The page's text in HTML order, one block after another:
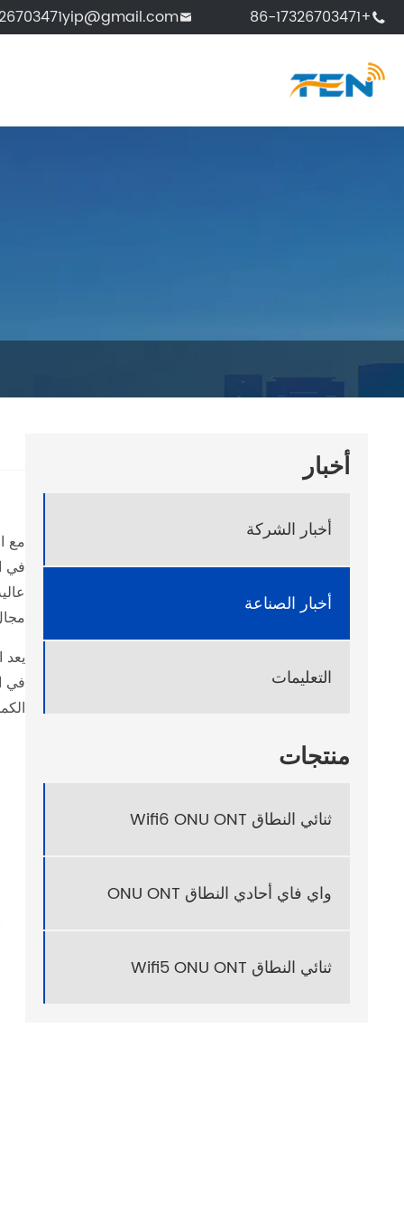

+86-17326703471

أخبار
أخبار الشركة
أخبار الصناعة
التعليمات
منتجات
ثنائي النطاق Wifi6 ONU ONT
واي فاي أحادي النطاق ONU ONT
ثنائي النطاق Wifi5 ONU ONT